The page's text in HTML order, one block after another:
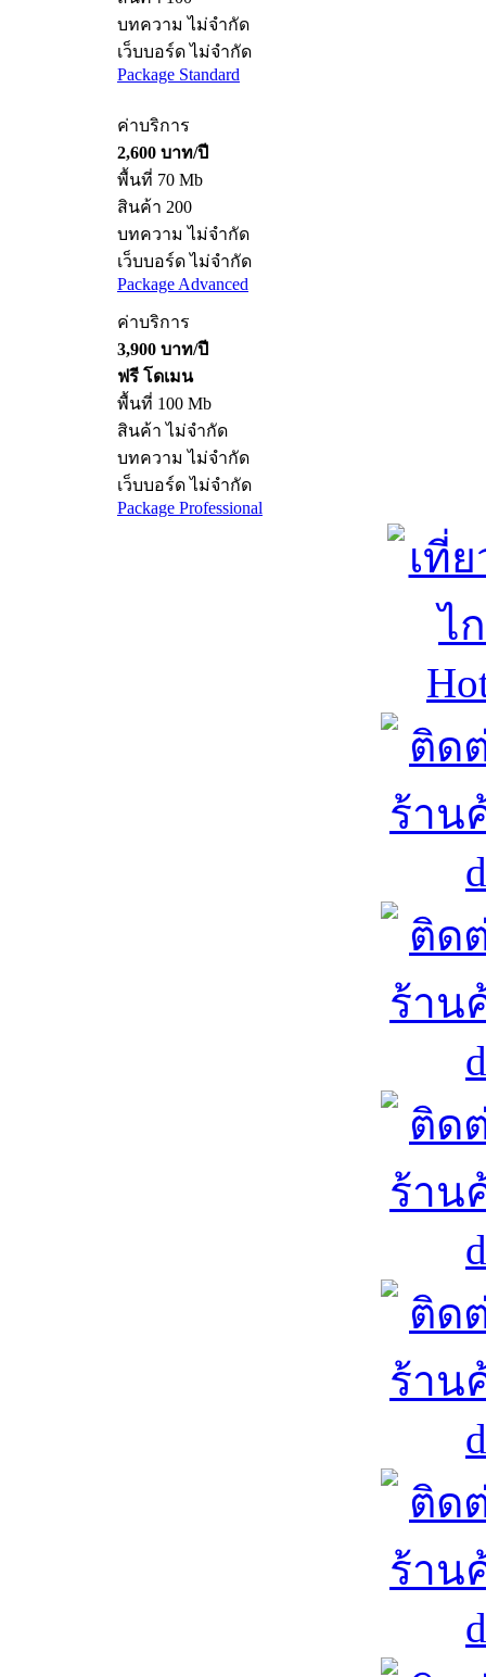
พื้นที่ 50 Mb
สินค้า 100
บทความ ไม่จำกัด
เว็บบอร์ด ไม่จำกัด
ค่าบริการ
2,600 บาท/ปี
พื้นที่ 70 Mb
สินค้า 200
บทความ ไม่จำกัด
เว็บบอร์ด ไม่จำกัด
Package Advanced
ค่าบริการ
3,900 บาท/ปี
ฟรี โดเมน
พื้นที่ 100 Mb
สินค้า ไม่จำกัด
บทความ ไม่จำกัด
เว็บบอร์ด ไม่จำกัด